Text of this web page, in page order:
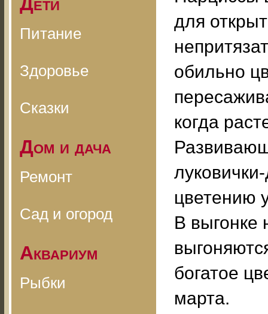
Питание
Здоровье
Сказки
Дом и дача
Ремонт
Сад и огород
Аквариум
Рыбки
для
обильно
когда
цветению
В выгонке
богатое
марта.